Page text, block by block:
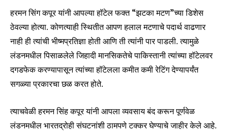
हरमन सिंग कपूर यांनी आपल्या हॉटेल फक्त “झटका मटण”च्या डिशेस
ठेवल्या होत्या. कोणत्याही स्थितीत आपण हलाल मटणाचे पदार्थ वाढणार
नाही ही त्यांची भीष्मप्रतिज्ञा होती आणि ती त्यांनी पार पाडली. त्यामुळे
लंडनमधील पिसाळलेले जिहादी मानसिकतेचे पाकिस्तानी त्यांच्या हॉटेलवर
दगडफेक करण्यापासून त्यांच्या हॉटेलला कमीत कमी रेटिंग देण्यापर्यंत
सगळ्या प्रकारचा छळ करत होते.
त्याचवेळी हरमन सिंह कपूर यांनी आपला व्यवसाय बंद करून पूर्णवेळ
लंडनमधील भारतद्रोही संघटनांशी ठामपणे टक्कर घेण्याचे जाहीर केले आहे.